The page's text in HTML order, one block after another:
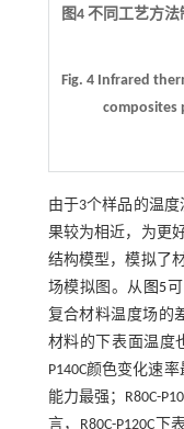
图4 不同工艺方法
Fig. 4 Infrared
composites
由于3个样品的温
果较为相近，为更
结构模型，模拟了
场模拟图。从 图5
复合材料温度场的
材料的下表面温度
P140C颜色变化速
能力最强；R80C-
言，R80C-P120C